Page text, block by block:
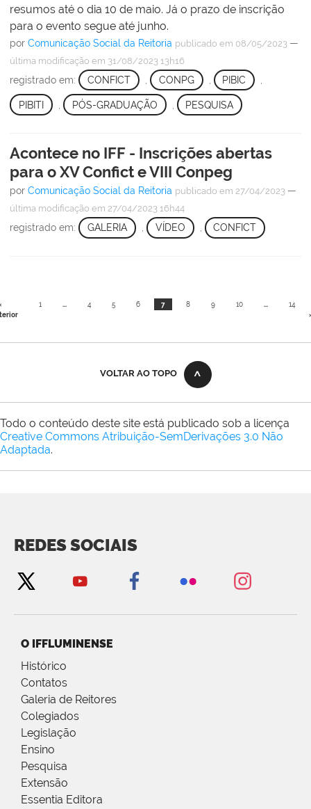
resumos até o dia 10 de maio. Já o prazo de inscrição
para o evento segue até junho.
por Comunicação Social da Reitoria publicado em 08/05/2023 —
última modificação em 31/08/2023 13h16
registrado em: CONFICT CONPG PIBIC
PIBITI PÓS-GRADUAÇÃO PESQUISA
Acontece no IFF - Inscrições abertas
para o XV Confict e VIII Conpeg
por Comunicação Social da Reitoria publicado em 27/04/2023 —
última modificação em 27/04/2023 16h44
registrado em: GALERIA , VÍDEO , CONFICT
1 ... 4 5 6 7 8 9 10 ...
14
VOLTAR AO TOPO
Todo o conteúdo deste site está publicado sob a licença
Creative Commons Atribuição-SemDerivações 3.0 Não
Adaptada.
REDES SOCIAIS
O IFFLUMINENSE
Histórico
Contatos
Galeria de Reitores
Colegiados
Legislação
Ensino
Pesquisa
Extensão
Essentia Editora